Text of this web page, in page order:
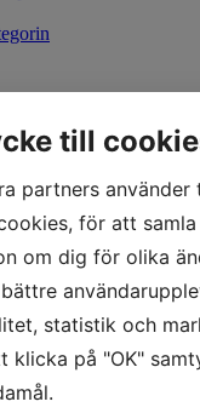
klubbor
styrning
till
partners använder
för att
om dig för olika
statistik och
klicka på "OK"